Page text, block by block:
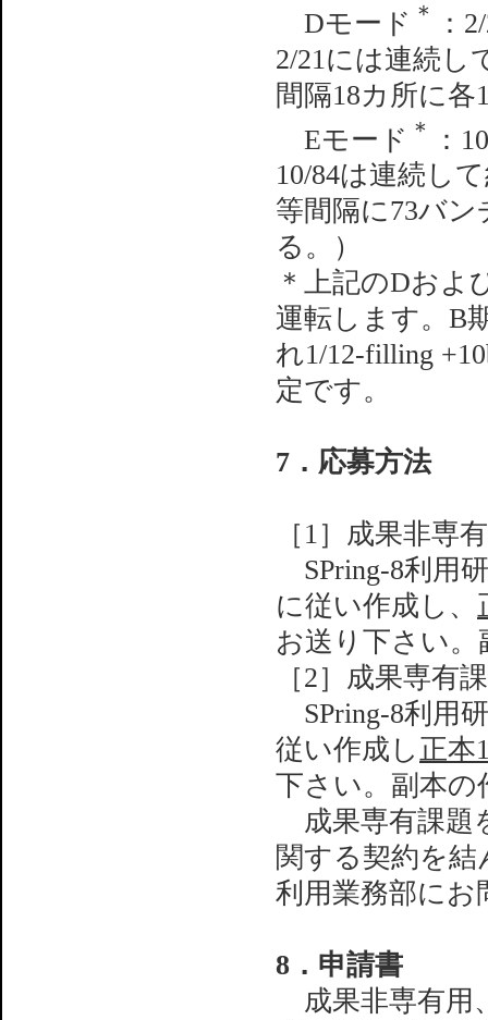
Dモード ＊
：
2/21には連続し
間隔18カ所に
Eモード ＊
：
10/84は連続し
等間隔に73バ
る。）
＊上記のDおよ
運転します。B
れ1/12-filling
定です。
7．応募方法
［1］成果非専
SPring-8利用
に従い作成し、
お送り下さい
［2］成果専有
SPring-8利用
従い作成し 正本
下さい。副本の
成果専有課題
関する契約を
利用業務部にお
8．申請書
成果非専有用